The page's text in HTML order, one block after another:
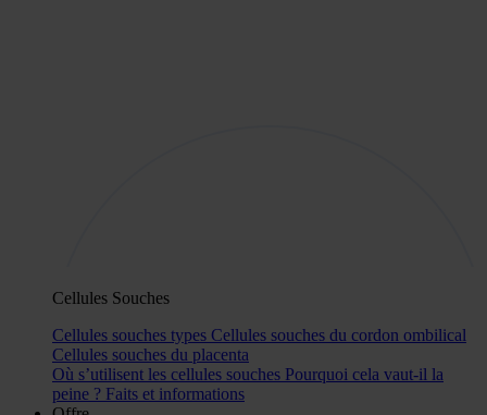
Cellules Souches
Cellules souches types Cellules souches du cordon ombilical
Cellules souches du placenta
Où s’utilisent les cellules souches Pourquoi cela vaut-il la
peine ? Faits et informations